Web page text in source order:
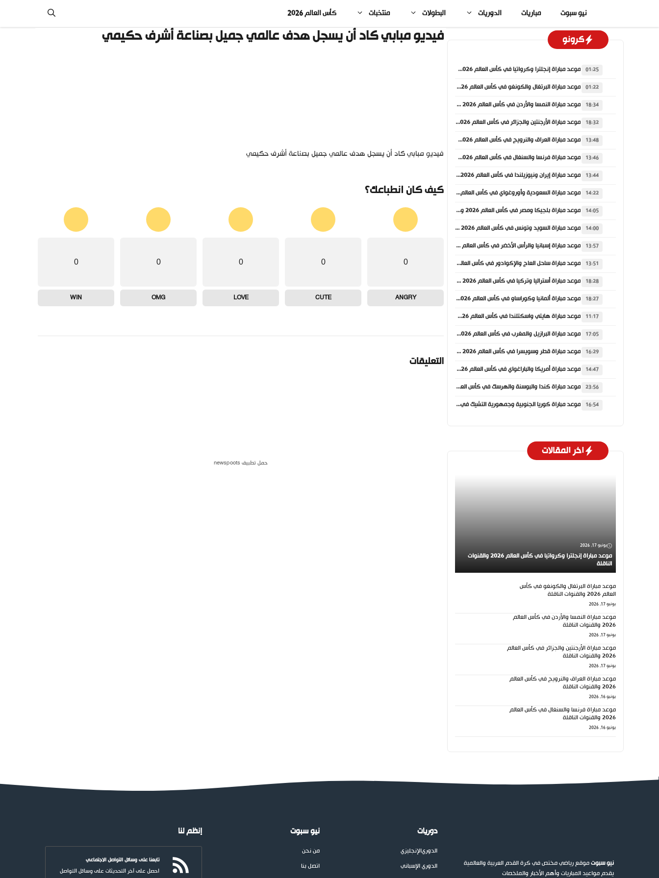
المحتوى
نيو سبوت مباريات الدوريات البطولات منتخبات كأس العالم 2026
فيديو مبابي كاد أن يسجل هدف عالمي جميل بصناعة أشرف حكيمي
فيديو مبابي كاد أن يسجل هدف عالمي جميل بصناعة أشرف حكيمي
كيف كان انطباعك؟
0
ANGRY
0
CUTE
0
LOVE
0
OMG
0
WIN
التعليقات
حمل تطبيق newspoots
كرونو
01:25 موعد مباراة إنجلترا وكرواتيا في كأس العالم 2026 والقنوات الناقلة
01:22 موعد مباراة البرتغال والكونغو في كأس العالم 2026 والقنوات الناقلة
18:34 موعد مباراة النمسا والأردن في كأس العالم 2026 والقنوات الناقلة
18:32 موعد مباراة الأرجنتين والجزائر في كأس العالم 2026 والقنوات الناقلة
13:48 موعد مباراة العراق والنرويج في كأس العالم 2026 والقنوات الناقلة
13:46 موعد مباراة فرنسا والسنغال في كأس العالم 2026 والقنوات الناقلة
13:44 موعد مباراة إيران ونيوزيلندا في كأس العالم 2026 والقنوات الناقلة
14:22 موعد مباراة السعودية وأوروغواي في كأس العالم 2026 والقنوات الناقلة
14:05 موعد مباراة بلجيكا ومصر في كأس العالم 2026 والقنوات الناقلة
14:00 موعد مباراة السويد وتونس في كأس العالم 2026 والقنوات الناقلة
13:57 موعد مباراة إسبانيا والرأس الأخضر في كأس العالم 2026 والقنوات الناقلة
13:51 موعد مباراة ساحل العاج والإكوادور في كأس العالم 2026 والقنوات الناقلة
18:28 موعد مباراة أستراليا وتركيا في كأس العالم 2026 والقنوات الناقلة
18:27 موعد مباراة ألمانيا وكوراساو في كأس العالم 2026 والقنوات الناقلة
11:17 موعد مباراة هايتي واسكتلندا في كأس العالم 2026 والقنوات الناقلة
17:05 موعد مباراة البرازيل والمغرب في كأس العالم 2026 والقنوات الناقلة
16:29 موعد مباراة قطر وسويسرا في كأس العالم 2026 والقنوات الناقلة
14:47 موعد مباراة أمريكا والباراغواي في كأس العالم 2026 والقنوات الناقلة
23:56 موعد مباراة كندا والبوسنة والهرسك في كأس العالم 2026 والقنوات الناقلة
16:54 موعد مباراة كوريا الجنوبية وجمهورية التشيك في كأس العالم 2026 والقنوات الناقلة
اخر المقالات
يونيو 17, 2026
موعد مباراة إنجلترا وكرواتيا في كأس العالم 2026 والقنوات
الناقلة
موعد مباراة البرتغال والكونغو في كأس
العالم 2026 والقنوات الناقلة
يونيو 17, 2026
موعد مباراة النمسا والأردن في كأس العالم
2026 والقنوات الناقلة
يونيو 17, 2026
موعد مباراة الأرجنتين والجزائر في كأس العالم
2026 والقنوات الناقلة
يونيو 17, 2026
موعد مباراة العراق والنرويج في كأس العالم
2026 والقنوات الناقلة
يونيو 16, 2026
موعد مباراة فرنسا والسنغال في كأس العالم
2026 والقنوات الناقلة
يونيو 16, 2026
نيو سبوتموقع رياضي مختص في كرة القدم العربية والعالمية
يقدم مواعيد المباريات وأهم الأخبار والملخصات
دوريات
الدوريالإنجليزي
الدوري الإسباني
نيو سبوت
من نحن
اتصل بنا
إنظم لنا
تابعنا على وسائل التواصل الاجتماعي
احصل على آخر التحديثات على وسائل التواصل